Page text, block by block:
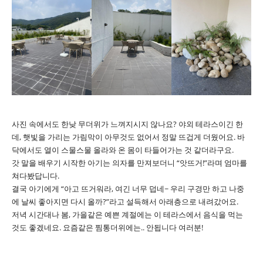
사진 속에서도 한낮 무더위가 느껴지시지 않나요? 야외 테라스이긴 한
데, 햇빛을 가리는 가림막이 아무것도 없어서 정말 뜨겁게 더웠어요. 바
닥에서도 열이 스물스물 올라와 온 몸이 타들어가는 것 같더라구요.
갓 말을 배우기 시작한 아기는 의자를 만져보더니 “앗뜨거!”라며 엄마를
쳐다봤답니다.
결국 아기에게 “아고 뜨거워라, 여긴 너무 덥네~ 우리 구경만 하고 나중
에 날씨 좋아지면 다시 올까?”라고 설득해서 아래층으로 내려갔어요.
저녁 시간대나 봄, 가을같은 예쁜 계절에는 이 테라스에서 음식을 먹는
것도 좋겠네요. 요즘같은 찜통더위에는.. 안됩니다 여러분!